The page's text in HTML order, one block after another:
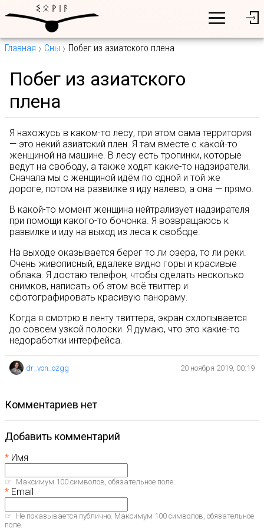
Главная Сны Побег из азиатского плена
Побег из азиатского
плена
Я нахожусь в каком-то лесу, при этом сама территория
— это некий азиатский плен. Я там вместе с какой-то
женщиной на машине. В лесу есть тропинки, которые
ведут на свободу, а также ходят какие-то надзиратели.
Сначала мы с женщиной идём по одной и той же
дороге, потом на развилке я иду налево, а она — прямо.
В какой-то момент женщина нейтрализует надзирателя
при помощи какого-то бочонка. Я возвращаюсь к
развилке и иду на выход из леса к свободе.
На выходе оказывается берег то ли озера, то ли реки.
Очень живописный, вдалеке видно горы и красивые
облака. Я достаю телефон, чтобы сделать несколько
снимков, написать об этом всё твиттер и
сфотографировать красивую панораму.
Когда я смотрю в ленту твиттера, экран схлопывается
до совсем узкой полоски. Я думаю, что это какие-то
недоработки интерфейса.
dr_von_ozgg 20 ноября 2019, 00:19
комментариев нет
Добавить комментарий
Имя
Максимум 100 символов, обязательное поле.
Email
Не показывается публично. Максимум 100 символов, обязательное
поле.